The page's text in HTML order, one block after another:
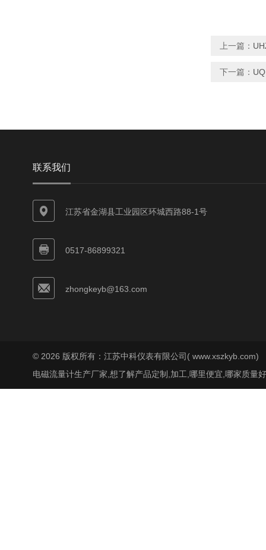
上一篇：
下一篇：
联系我们
江苏省金湖县工业园区环城西路88-1号
0517-86899321
zhongkeyb@163.com
© 2026 版权所有：江苏中科仪表有限公司( www.xszkyb.com)
电磁流量计生产厂家,想了解产品定制,加工,哪里便宜,哪家质量